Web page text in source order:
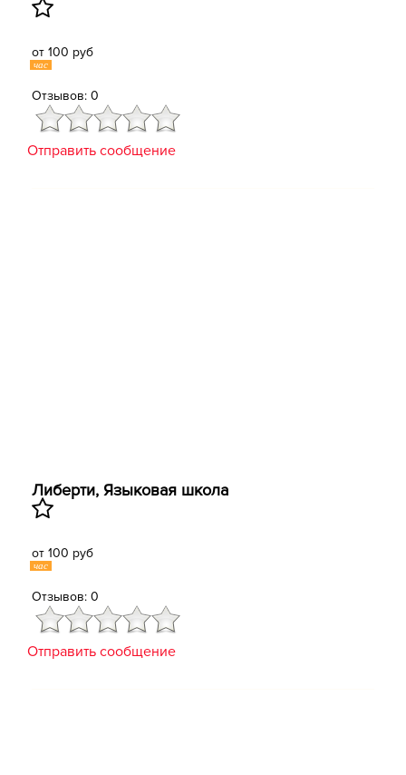
от 100 руб
час
Отзывов: 0
Отправить сообщение
Либерти, Языковая школа
от 100 руб
час
Отзывов: 0
Отправить сообщение